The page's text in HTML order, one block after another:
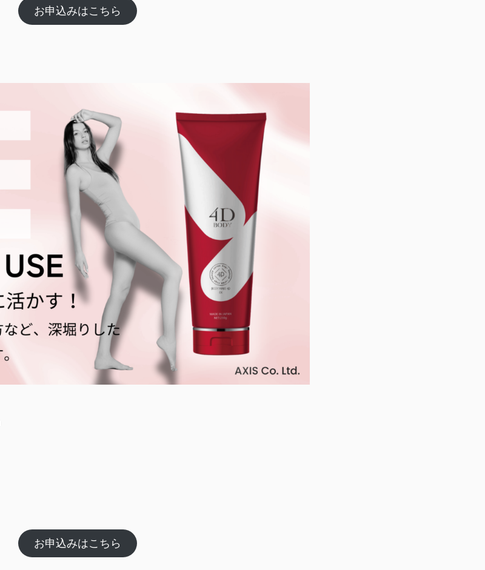
お申込みはこちら
お申込みはこちら